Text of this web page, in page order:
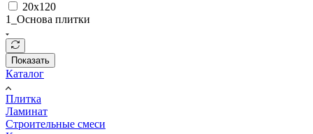
20x120
1_Основа плитки
Показать
Каталог
Плитка
Ламинат
Строительные смеси